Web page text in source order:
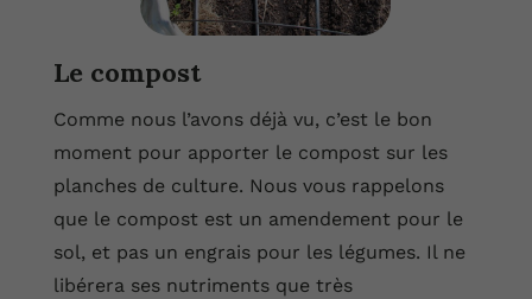
Le compost
Comme nous l’avons déjà vu, c’est le bon
moment pour apporter le compost sur les
planches de culture. Nous vous rappelons
que le compost est un amendement pour le
sol, et pas un engrais pour les légumes. Il ne
libérera ses nutriments que très